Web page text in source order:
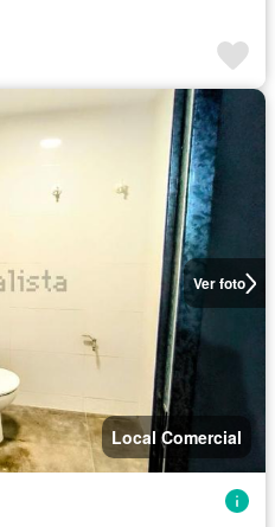
Ver foto
Local Comercial